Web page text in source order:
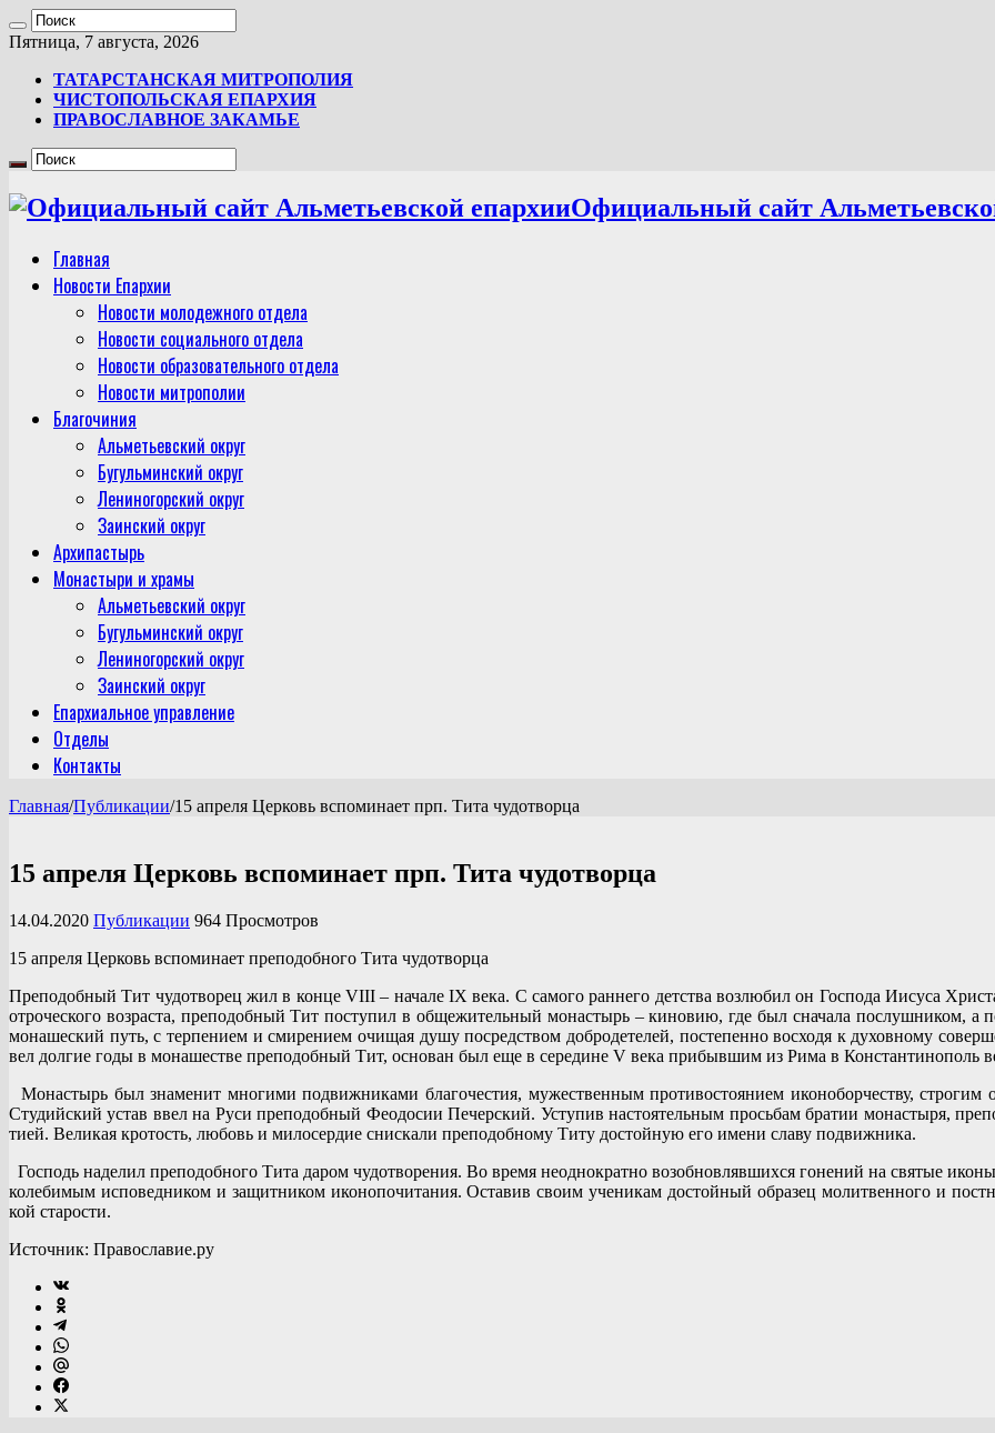
Пятница, 7 августа, 2026
ТАТАРСТАНСКАЯ МИТРОПОЛИЯ
ЧИСТОПОЛЬСКАЯ ЕПАРХИЯ
ПРАВОСЛАВНОЕ ЗАКАМЬЕ
Официальный сайт
Главная
Новости Епархии
Новости молодежного отдела
Новости социального отдела
Новости образовательного отдела
Новости митрополии
Благочиния
Альметьевский округ
Бугульминский округ
Лениногорский округ
Заинский округ
Архипастырь
Монастыри и храмы
Альметьевский округ
Бугульминский округ
Лениногорский округ
Заинский округ
Епархиальное управление
Отделы
Контакты
Главная/Публикации/15 апреля Церковь вспоминает прп. Тита чу­до­тво­рца
15 апреля Церковь вспоминает прп. Тита чу­до­тво­рца
14.04.2020 Публикации 964 Просмотров
15 апреля Церковь вспоминает пре­по­доб­ного Тита чу­до­тво­рца
Пре­по­доб­ный Тит чу­до­тво­рец жил в кон­це VIII – на­ча­ле IX ве­ка. С са­мо­го ран­не­го дет­ства воз­лю­бил он Гос­по­да Иису­са
от­ро­че­ско­го воз­рас­та, пре­по­доб­ный Тит по­сту­пил в об­ще­жи­тель­ный мо­на­стырь – ки­но­вию, где был сна­ча­ла по­слуш­ни­ком,
мо­на­ше­ский путь, с тер­пе­ни­ем и сми­ре­ни­ем очи­щая ду­шу по­сред­ством доб­ро­де­те­лей, по­сте­пен­но вос­хо­дя к ду­хов­но­му
вел дол­гие го­ды в мо­на­ше­стве пре­по­доб­ный Тит, ос­но­ван был еще в се­ре­дине V ве­ка при­быв­шим из Ри­ма в Кон­стан­ти­но­поль
Мо­на­стырь был зна­ме­нит мно­ги­ми по­движ­ни­ка­ми бла­го­че­стия, му­же­ствен­ным про­ти­во­сто­я­ни­ем ико­но­бор­че­ству,
Сту­дий­ский устав ввел на Ру­си пре­по­доб­ный Фе­о­до­сии Пе­чер­ский. Усту­пив на­сто­я­тель­ным прось­бам бра­тии мо­на­сты­ря,
ти­ей. Ве­ли­кая кро­тость, лю­бовь и ми­ло­сер­дие снис­ка­ли пре­по­доб­но­му Ти­ту до­стой­ную его име­ни сла­ву по­движ­ни­ка.
Гос­подь на­де­лил пре­по­доб­но­го Ти­та да­ром чу­до­тво­ре­ния. Во вре­мя неод­но­крат­но воз­об­нов­ляв­ших­ся го­не­ний на свя­тые
ко­ле­би­мым ис­по­вед­ни­ком и за­щит­ни­ком ико­но­по­чи­та­ния. Оста­вив сво­им уче­ни­кам до­стой­ный об­ра­зец мо­лит­вен­но­го и
кой ста­ро­сти.
Источник: Православие.ру